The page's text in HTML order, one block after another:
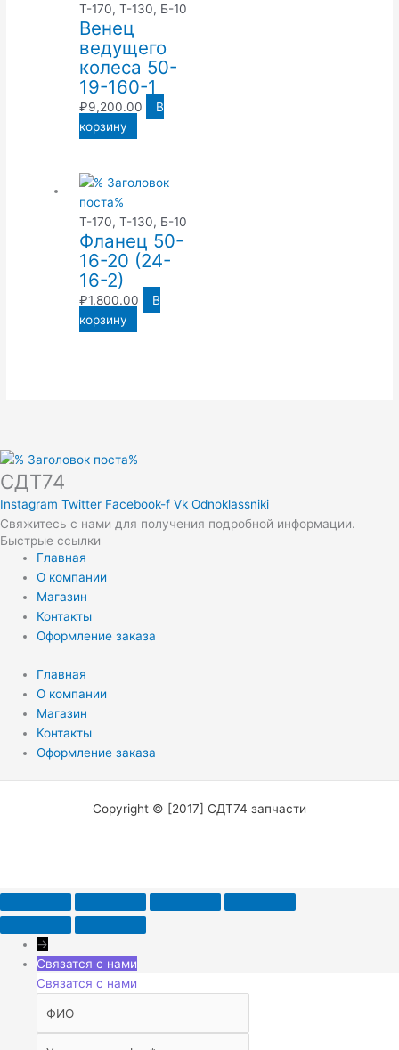
Т-170, Т-130, Б-10
Венец
ведущего
колеса 50-
19-160-1
₽9,200.00
В
корзину
Т-170, Т-130, Б-10
Фланец 50-
16-20 (24-
16-2)
₽1,800.00
В
корзину
СДТ74
Instagram Twitter Facebook-f Vk Odnoklassniki
Свяжитесь с нами для получения подробной информации.
Быстрые ссылки
Главная
О компании
Магазин
Контакты
Оформление заказа
Главная
О компании
Магазин
Контакты
Оформление заказа
Copyright © [2017] СДТ74 запчасти
→
Связатся с нами
Связатся с нами